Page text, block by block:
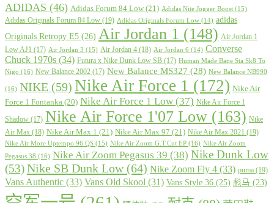
ADIDAS (46) Adidas Forum 84 Low (21) Adidas Nite Jogger Boost (15)
Adidas Originals Forum 84 Low (19) Adidas Originals Forum Low (14) adidas
Originals Retropy E5 (26) Air Jordan 1 (148) Air Jordan 1
Low AJ1 (17) Air Jordan 3 (15) Air Jordan 4 (18) Air Jordan 6 (14) Converse
Chuck 1970s (34) Futura x Nike Dunk Low SB (17) Human Made Bape Sta Sk8 To
Nigo (16) New Balance 2002 (17) New Balance MS327 (28) New Balance NB990
(16) NIKE (59) Nike Air Force 1 (172) Nike Air
Force 1 Fontanka (20) Nike Air Force 1 Low (37) Nike Air Force 1
Shadow (17) Nike Air Force 1'07 Low (163) Nike
Air Max (18) Nike Air Max 1 (21) Nike Air Max 97 (21) Nike Air Max 2021 (19)
Nike Air More Uptempo 96 QS (15) Nike Air Zoom G.T.Cut EP (16) Nike Air Zoom
Pegasus 38 (16) Nike Air Zoom Pegasus 39 (38) Nike Dunk Low
(53)Nike SB Dunk Low(64) Nike Zoom Fly 4 (33) puma (19)
Vans Authentic (33) Vans Old Skool (31) Vans Style 36 (25) 彪马 (23)